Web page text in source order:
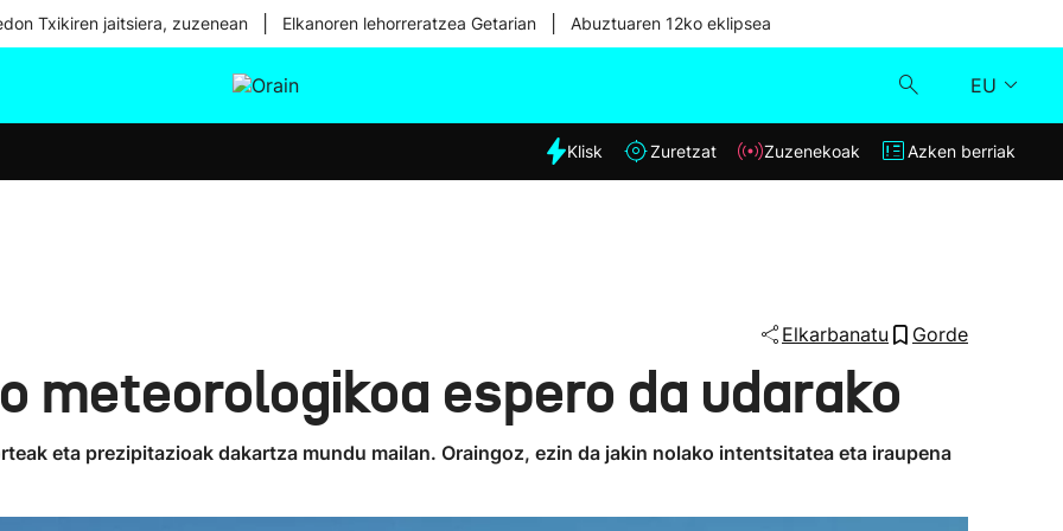
Txikiren jaitsiera, zuzenean Elkanoren lehorreratzea Getarian Abuztuaren 12ko eklipsea
EU
Eguraldia
Klisk
Azken berriak
Klisk Zuretzat Zuzenekoak Azken berriak
Elkarbanatu Gorde
meteorologikoa espero da udarako
eta prezipitazioak dakartza mundu mailan. Oraingoz, ezin da jakin nolako intentsitatea eta iraupena